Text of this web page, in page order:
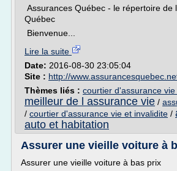
Assurances Québec - le répertoire de
Québec
Bienvenue...
Lire la suite
Date: 2016-08-30 23:05:04
Site : http://
Thèmes liés : courtier d'assurance
meilleur de l assurance vie /
/ courtier d'assurance vie et invalidite /
auto et habitation
Assurer une vieille voiture à
Assurer une vieille voiture à bas prix